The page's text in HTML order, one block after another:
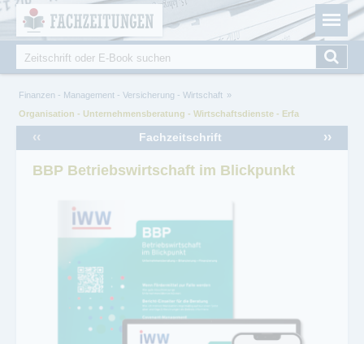
Fachzeitungen.de - Das unabhängige Portal für
Fachmagazine Fachpublikationen & eBooks
Suche
Sie sind hier
Finanzen - Management - Versicherung - Wirtschaft
Organisation - Unternehmensberatung - Wirtschaftsdienste - Erfa
Fachzeitschrift
‹‹ ››
BBP Betriebswirtschaft im Blickpunkt
Cookie-Einstellungen